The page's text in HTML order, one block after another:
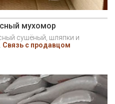
мухомор
сушёный, шляпки и
Связь с продавцом